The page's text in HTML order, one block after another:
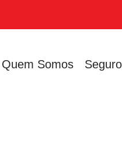
Quem Somos